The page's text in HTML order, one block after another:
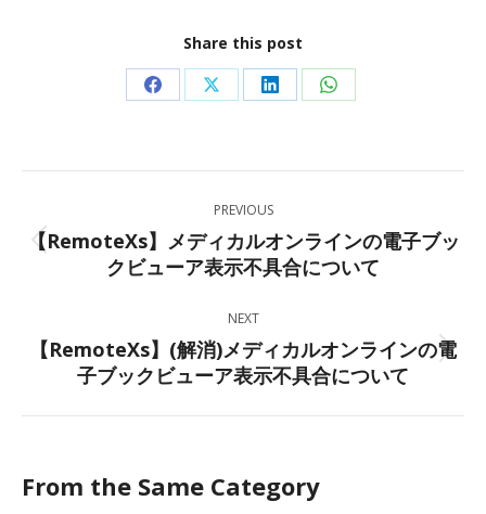
Share this post
Share
Facebook
Share
X
Share
LinkedIn
Share
WhatsApp
navigation
PREVIOUS
Previous
post:
【RemoteXs】メディカルオンラインの電子ブッ
クビューア表示不具合について
NEXT
Next
post:
【RemoteXs】(解消)メディカルオンラインの電
子ブックビューア表示不具合について
From the Same Category